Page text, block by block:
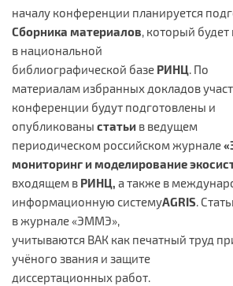
началу конференции планируется
Сборника материалов, который
в национальной
библиографической базе РИНЦ. По
материалам избранных докладов
конференции будут подготовлены и
опубликованы статьи в ведущем
периодическом российском журнале
мониторинг и моделирование
входящем в РИНЦ, а также в
информационную системуAGRIS.
в журнале «ЭММЭ»,
учитываются ВАК как печатный труд
учёного звания и защите
диссертационных работ.